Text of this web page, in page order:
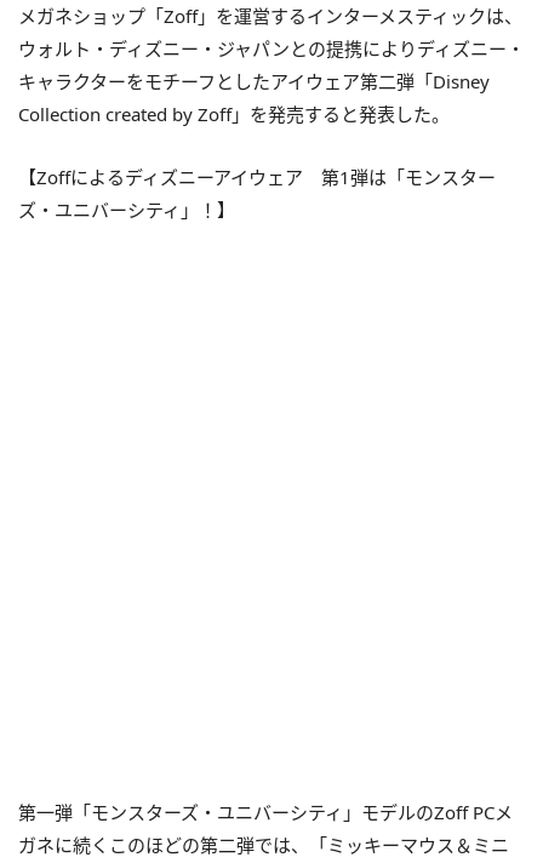
メガネショップ「Zoff」を運営するインターメスティックは、
ウォルト・ディズニー・ジャパンとの提携によりディズニー・
キャラクターをモチーフとしたアイウェア第二弾「Disney
Collection created by Zoff」を発売すると発表した。
【Zoffによるディズニーアイウェア 第1弾は「モンスター
ズ・ユニバーシティ」！】
第一弾「モンスターズ・ユニバーシティ」モデルのZoff PCメ
ガネに続くこのほどの第二弾では、「ミッキーマウス＆ミニ